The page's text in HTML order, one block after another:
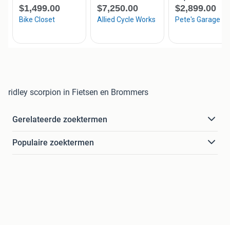
ridley scorpion in Fietsen en Brommers
Gerelateerde zoektermen
Populaire zoektermen